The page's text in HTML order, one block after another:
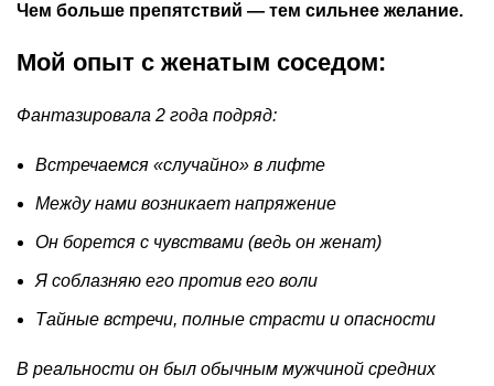
Чем больше препятствий — тем сильнее желание.
Мой опыт с женатым соседом:
Фантазировала 2 года подряд:
Встречаемся «случайно» в лифте
Между нами возникает напряжение
Он борется с чувствами (ведь он женат)
Я соблазняю его против его воли
Тайные встречи, полные страсти и опасности
В реальности он был обычным мужчиной средних